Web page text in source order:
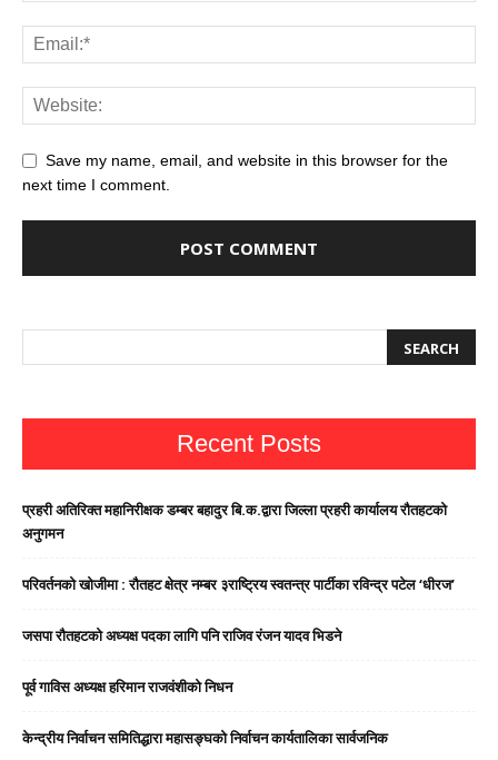
Save my name, email, and website in this browser for the
next time I comment.
Recent Posts
प्रहरी अतिरिक्त महानिरीक्षक डम्बर बहादुर बि.क.द्वारा जिल्ला प्रहरी कार्यालय रौतहटको
अनुगमन
परिवर्तनको खोजीमा : रौतहट क्षेत्र नम्बर ३राष्ट्रिय स्वतन्त्र पार्टीका रविन्द्र पटेल ‘धीरज’
जसपा राैतहटको अध्यक्ष पदका लागि पनि राजिव रंजन यादव भिडने
पूर्व गाविस अध्यक्ष हरिमान राजवंशीको निधन
केन्द्रीय निर्वाचन समितिद्धारा महासङ्घको निर्वाचन कार्यतालिका सार्वजनिक